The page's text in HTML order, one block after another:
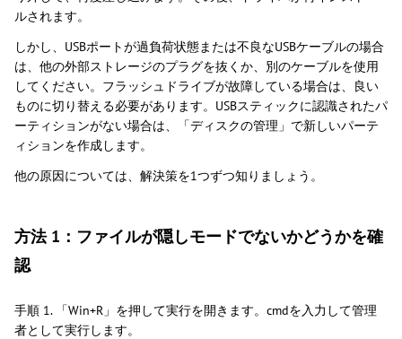
ルされます。
しかし、USBポートが過負荷状態または不良なUSBケーブルの場合
は、他の外部ストレージのプラグを抜くか、別のケーブルを使用
してください。フラッシュドライブが故障している場合は、良い
ものに切り替える必要があります。USBスティックに認識されたパ
ーティションがない場合は、「ディスクの管理」で新しいパーテ
ィションを作成します。
他の原因については、解決策を1つずつ知りましょう。
方法 1：ファイルが隠しモードでないかどうかを確
認
手順 1. 「Win+R」を押して実行を開きます。cmdを入力して管理
者として実行します。